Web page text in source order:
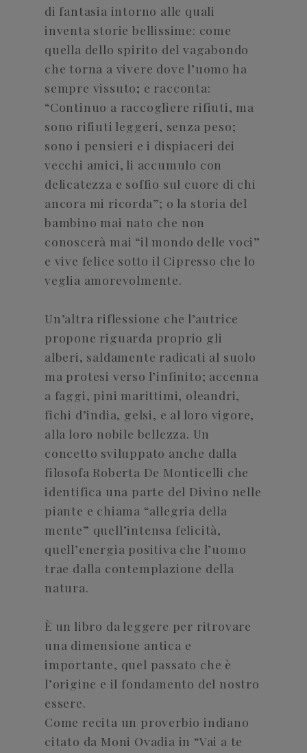
di fantasia intorno alle quali
inventa storie bellissime: come
quella dello spirito del vagabondo
che torna a vivere dove l’uomo ha
sempre vissuto; e racconta:
“Continuo a raccogliere rifiuti, ma
sono rifiuti leggeri, senza peso;
sono i pensieri e i dispiaceri dei
vecchi amici, li accumulo con
delicatezza e soffio sul cuore di chi
ancora mi ricorda”; o la storia del
bambino mai nato che non
conoscerà mai “il mondo delle voci”
e vive felice sotto il Cipresso che lo
veglia amorevolmente.
Un’altra riflessione che l’autrice
propone riguarda proprio gli
alberi, saldamente radicati al suolo
ma protesi verso l’infinito; accenna
a faggi, pini marittimi, oleandri,
fichi d’india, gelsi, e al loro vigore,
alla loro nobile bellezza. Un
concetto sviluppato anche dalla
filosofa Roberta De Monticelli che
identifica una parte del Divino nelle
piante e chiama “allegria della
mente” quell’intensa felicità,
quell’energia positiva che l’uomo
trae dalla contemplazione della
natura.
È un libro da leggere per ritrovare
una dimensione antica e
importante, quel passato che è
l’origine e il fondamento del nostro
essere.
Come recita un proverbio indiano
citato da Moni Ovadia in “Vai a te